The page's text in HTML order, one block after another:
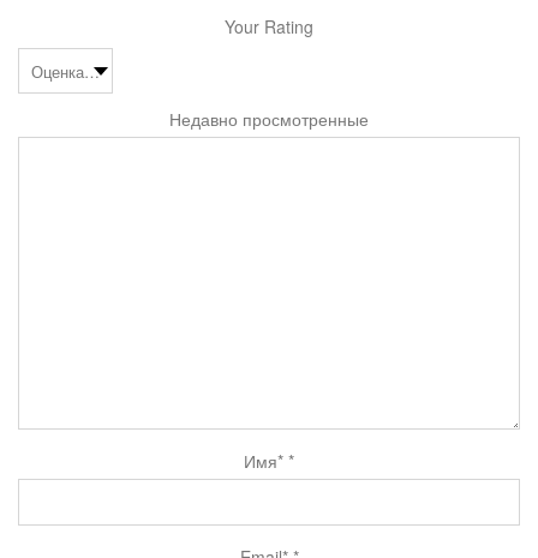
Your Rating
Недавно просмотренные
Имя* *